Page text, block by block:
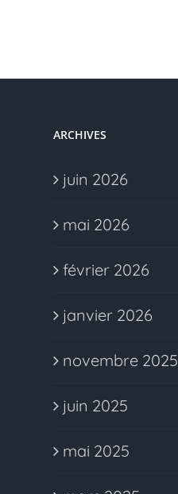
ARCHIVES
juin 2026
mai 2026
février 2026
janvier 2026
novembre 2025
juin 2025
mai 2025